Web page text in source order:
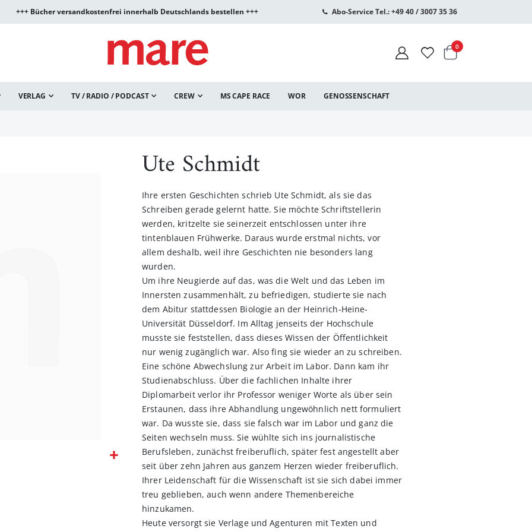
+++ Bücher versandkostenfrei innerhalb Deutschlands bestellen +++ Abo-Service Tel.: +49 40 / 3007 35 36
Warenkorb
0Artikel
VERLAG TV / RADIO / PODCAST CREW MS CAPE RACE WOR GENOSSENSCHAFT
Ute Schmidt
Ihre ersten Geschichten schrieb Ute Schmidt, als sie das
Schreiben gerade gelernt hatte. Sie möchte Schriftstellerin
werden, kritzelte sie seinerzeit entschlossen unter ihre
tintenblauen Frühwerke. Daraus wurde erstmal nichts, vor
allem deshalb, weil ihre Geschichten nie besonders lang
wurden.
Um ihre Neugierde auf das, was die Welt und das Leben im
Innersten zusammenhält, zu befriedigen, studierte sie nach
dem Abitur stattdessen Biologie an der Heinrich-Heine-
Universität Düsseldorf. Im Alltag jenseits der Hochschule
musste sie feststellen, dass dieses Wissen der Öffentlichkeit
nur wenig zugänglich war. Also fing sie wieder an zu schreiben.
Eine schöne Abwechslung zur Arbeit im Labor. Dann kam ihr
Studienabschluss. Über die fachlichen Inhalte ihrer
Diplomarbeit verlor ihr Professor weniger Worte als über sein
Erstaunen, dass ihre Abhandlung ungewöhnlich nett formuliert
war. Da wusste sie, dass sie falsch war im Labor und ganz die
Seiten wechseln muss. Sie wühlte sich ins journalistische
Berufsleben, zunächst freiberuflich, später fest angestellt aber
seit über zehn Jahren aus ganzem Herzen wieder freiberuflich.
Ihrer Leidenschaft für die Wissenschaft ist sie sich dabei immer
treu geblieben, auch wenn andere Themenbereiche
hinzukamen.
Heute versorgt sie Verlage und Agenturen mit Texten und